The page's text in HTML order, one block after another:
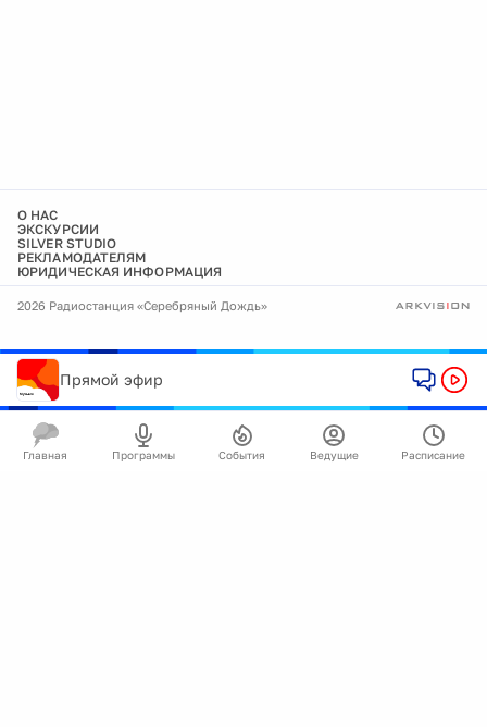
О НАС
ЭКСКУРСИИ
SILVER STUDIO
РЕКЛАМОДАТЕЛЯМ
ЮРИДИЧЕСКАЯ ИНФОРМАЦИЯ
2026 Радиостанция «Серебряный Дождь»
Прямой эфир
Главная Программы События Ведущие Расписание